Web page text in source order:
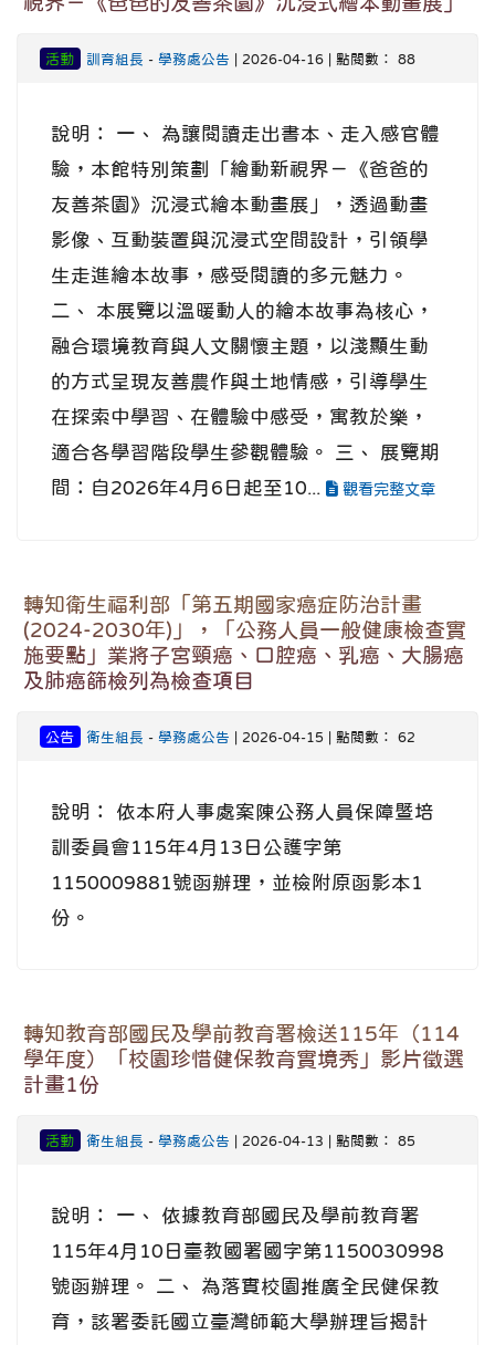
活動 訓育組長 - 學務處公告 | 2026-04-16 | 點閱數： 88
說明： 一、 為讓閱讀走出書本、走入感官體
驗，本館特別策劃「繪動新視界－《爸爸的
友善茶園》沉浸式繪本動畫展」，透過動畫
影像、互動裝置與沉浸式空間設計，引領學
生走進繪本故事，感受閱讀的多元魅力。
二、 本展覽以溫暖動人的繪本故事為核心，
融合環境教育與人文關懷主題，以淺顯生動
的方式呈現友善農作與土地情感，引導學生
在探索中學習、在體驗中感受，寓教於樂，
適合各學習階段學生參觀體驗。 三、 展覽期
間：自2026年4月6日起至10...
觀看完整文章
轉知衛生福利部「第五期國家癌症防治計畫
(2024-2030年)」，「公務人員一般健康檢查實
施要點」業將子宮頸癌、口腔癌、乳癌、大腸癌
及肺癌篩檢列為檢查項目
公告 衛生組長 - 學務處公告 | 2026-04-15 | 點閱數： 62
說明： 依本府人事處案陳公務人員保障暨培
訓委員會115年4月13日公護字第
1150009881號函辦理，並檢附原函影本1
份。
轉知教育部國民及學前教育署檢送115年（114
學年度）「校園珍惜健保教育實境秀」影片徵選
計畫1份
活動 衛生組長 - 學務處公告 | 2026-04-13 | 點閱數： 85
說明： 一、 依據教育部國民及學前教育署
115年4月10日臺教國署國字第1150030998
號函辦理。 二、 為落實校園推廣全民健保教
育，該署委託國立臺灣師範大學辦理旨揭計